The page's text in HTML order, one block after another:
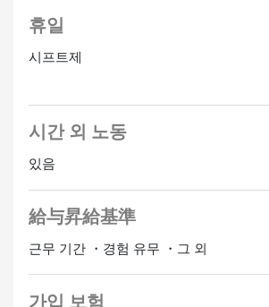
휴일
시프트제
시간 외 노동
있음
給与昇給基準
근무 기간 ・경험 유무 ・그 외
가입 보험